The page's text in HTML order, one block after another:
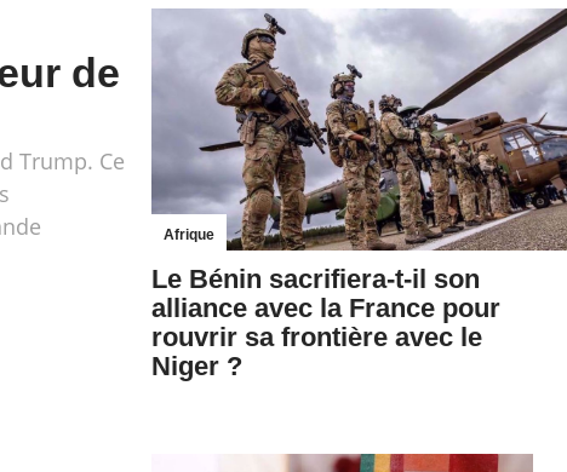
de
Trump. Ce
Afrique
Le Bénin sacrifiera-t-il son
alliance avec la France pour
rouvrir sa frontière avec le
Niger ?